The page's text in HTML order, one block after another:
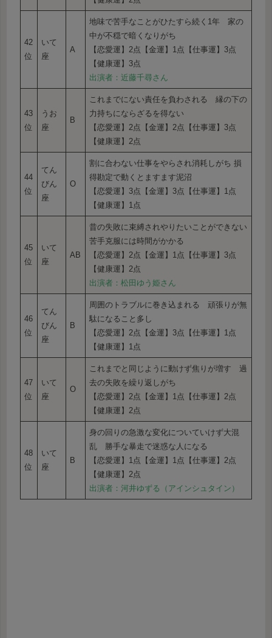
42
位
いて
座
A
地味で苦手なことがひたすら続く1年 家の
中が不穏で暗くなりがち
【恋愛運】2点【金運】1点【仕事運】3点
【健康運】3点
出演者：近藤千尋さん
43
位
うお
座
B
これまでにない責任を負わされる 縁の下の
力持ちにならざるを得ない
【恋愛運】2点【金運】2点【仕事運】3点
【健康運】2点
44
位
てん
びん
座
O
割に合わない仕事をやらされ消耗しがち 損
得勘定で動くとますます泥沼
【恋愛運】3点【金運】3点【仕事運】1点
【健康運】1点
45
位
いて
座
AB
昔の失敗に束縛されやりたいことができない
苦手克服には時間がかかる
【恋愛運】2点【金運】1点【仕事運】3点
【健康運】2点
出演者：松田ゆう姫さん
46
位
てん
びん
座
B
周囲のトラブルに巻き込まれる 頑張りが無
駄になること多し
【恋愛運】2点【金運】3点【仕事運】1点
【健康運】1点
47
位
いて
座
O
これまでと同じように動けず焦りが増す 過
去の失敗を繰り返しがち
【恋愛運】2点【金運】1点【仕事運】2点
【健康運】2点
48
位
いて
座
B
身の回りの急激な変化についていけず大混
乱 勝手な暴走で迷惑な人になる
【恋愛運】1点【金運】1点【仕事運】2点
【健康運】2点
出演者：河井ゆずる（アインシュタイン）